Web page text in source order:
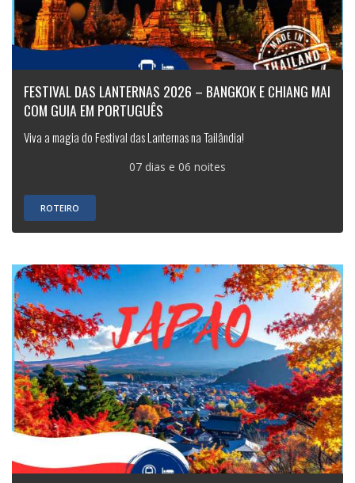
FESTIVAL DAS LANTERNAS 2026 – BANGKOK E CHIANG MAI
COM GUIA EM PORTUGUÊS
Viva a magia do Festival das Lanternas na Tailândia!
07 dias e 06 noites
ROTEIRO